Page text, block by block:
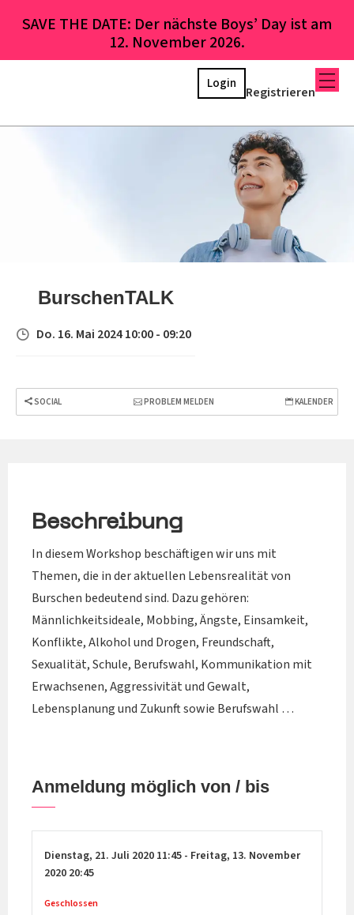
SAVE THE DATE: Der nächste Boys’ Day ist am
12. November 2026.
Registrieren
Login
BurschenTALK
Do. 16. Mai 2024 10:00 - 09:20
SOCIAL PROBLEM MELDEN KALENDER
Beschreibung
In diesem Workshop beschäftigen wir uns mit
Themen, die in der aktuellen Lebensrealität von
Burschen bedeutend sind. Dazu gehören:
Männlichkeitsideale, Mobbing, Ängste, Einsamkeit,
Konflikte, Alkohol und Drogen, Freundschaft,
Sexualität, Schule, Berufswahl, Kommunikation mit
Erwachsenen, Aggressivität und Gewalt,
Lebensplanung und Zukunft sowie Berufswahl …
Anmeldung möglich von / bis
Dienstag, 21. Juli 2020 11:45 - Freitag, 13. November
2020 20:45
Geschlossen